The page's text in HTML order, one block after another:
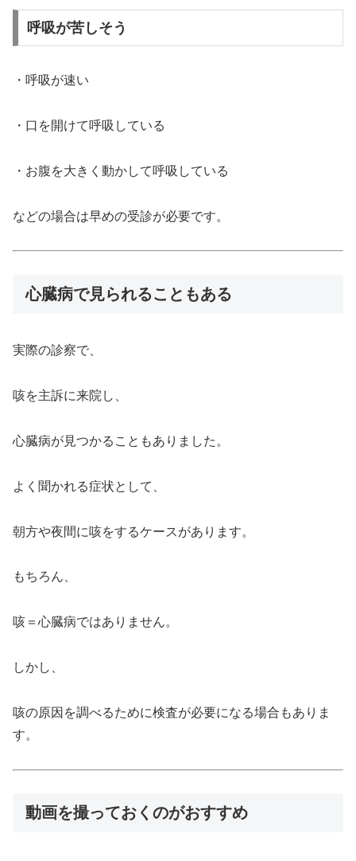
呼吸が苦しそう
・呼吸が速い
・口を開けて呼吸している
・お腹を大きく動かして呼吸している
などの場合は早めの受診が必要です。
心臓病で見られることもある
実際の診察で、
咳を主訴に来院し、
心臓病が見つかることもありました。
よく聞かれる症状として、
朝方や夜間に咳をするケースがあります。
もちろん、
咳＝心臓病ではありません。
しかし、
咳の原因を調べるために検査が必要になる場合もありま
す。
動画を撮っておくのがおすすめ